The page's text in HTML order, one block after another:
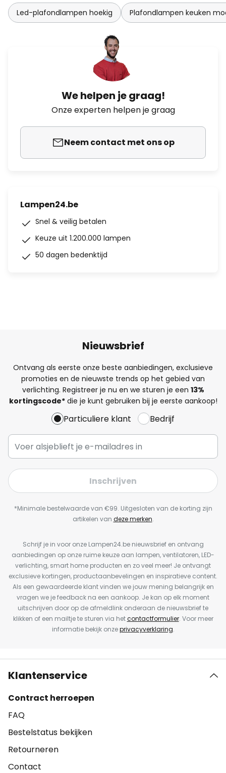
Led-plafondlampen hoekig Plafondlampen keuken
We helpen je graag!
Onze experten helpen je graag
Neem contact met ons op
Lampen24.be
Snel & veilig betalen
Keuze uit 1.200.000 lampen
50 dagen bedenktijd
Nieuwsbrief
Ontvang als eerste onze beste aanbiedingen, exclusieve
promoties en de nieuwste trends op het gebied van
verlichting. Registreer je nu en we sturen je een 13%
kortingscode*die je kunt gebruiken bij je eerste aankoop!
Particuliere klant Bedrijf
Inschrijven
*Minimale bestelwaarde van €99. Uitgesloten van de korting zijn
artikelen van deze merken.
Schrijf je in voor onze Lampen24.be nieuwsbrief en ontvang
aanbiedingen op onze ruime keuze aan lampen, ventilatoren, LED-
verlichting, smart home producten en zo veel meer! Je ontvangt
exclusieve kortingen, productaanbevelingen en inspiratieve content.
Als een gewaardeerde klant vinden we jouw mening belangrijk en
vragen we je feedback na een aankoop. Je kan op elk moment
uitschrijven door op de afmeldlink onderaan de nieuwsbrief te
klikken of een mailtje te sturen via hetcontactformulier. Voor meer
informatie bekijk onzeprivacyverklaring.
Klantenservice
Contract herroepen
FAQ
Bestelstatus bekijken
Retourneren
Contact